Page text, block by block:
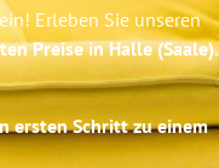
Erleben Sie unseren
Preise in Halle (Saale).
ersten Schritt zu einem